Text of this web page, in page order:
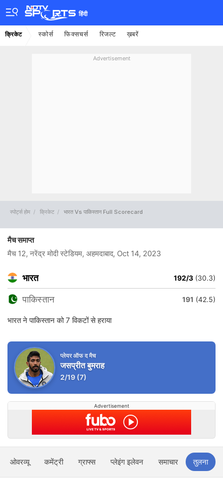
हिंदी
क्रिकेट स्कोर्स फिक्सचर्स रिजल्ट ख़बरें
Advertisement
स्पोर्ट्स होम क्रिकेट भारत Vs पाकिस्तान Full Scorecard
मैच समाप्त
मैच 12, नरेंद्र मोदी स्टेडियम, अहमदाबाद, Oct 14, 2023
भारत 192/3 (30.3)
पाकिस्तान 191 (42.5)
भारत ने पाकिस्तान को 7 विकटों से हराया
प्लेयर ऑफ द मैच
जसप्रीत बुमराह
2/19 (7)
Advertisement
ओवरव्यू कमेंट्री ग्राफ्स प्लेइंग इलेवन समाचार तुलना